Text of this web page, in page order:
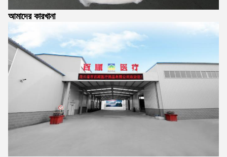
আমাদের কারখানা